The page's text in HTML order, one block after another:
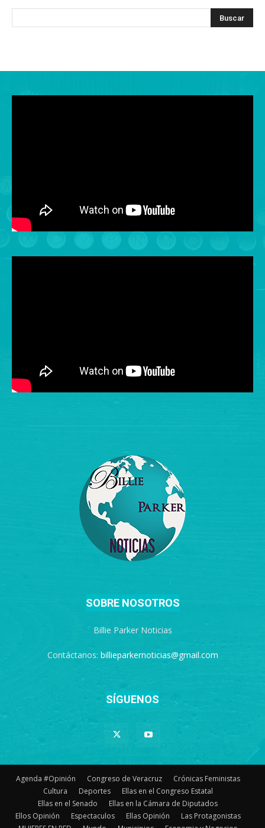
SOBRE NOSOTROS
Billie Parker Noticias
Contáctanos: billieparkernoticias@gmail.com
SÍGUENOS
Agenda #Opinión Congreso de Veracruz
Crónicas Feministas
Cultura
Deportes
Ellas en el Congreso Estatal
Ellas en el Senado
Ellas en la Cámara de Diputados
Ellos Opinión
Espectaculos Ellas Opinión
Las Protagonistas